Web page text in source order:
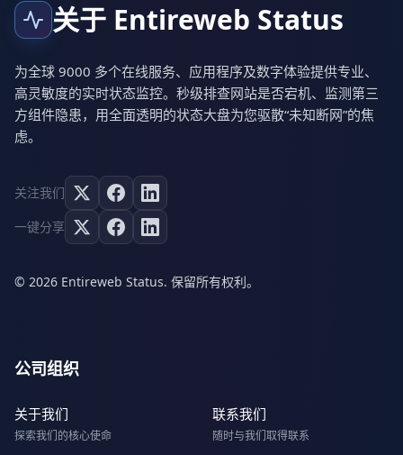
关于 Entireweb Status
为全球 9000 多个在线服务、应用程序及数字体验提供专业、
高灵敏度的实时状态监控。秒级排查网站是否宕机、监测第三
方组件隐患，用全面透明的状态大盘为您驱散“未知断网”的焦
虑。
关注我们
一键分享
© 2026 Entireweb Status. 保留所有权利。
公司组织
关于我们
探索我们的核心使命
联系我们
随时与我们取得联系